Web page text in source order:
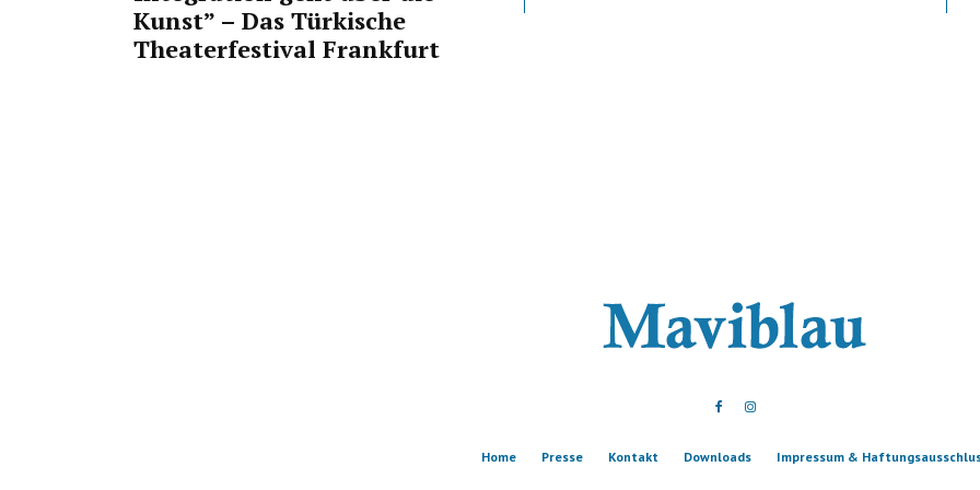
Kunst” – Das Türkische
Theaterfestival Frankfurt
Home Presse Kontakt Downloads Impressum &